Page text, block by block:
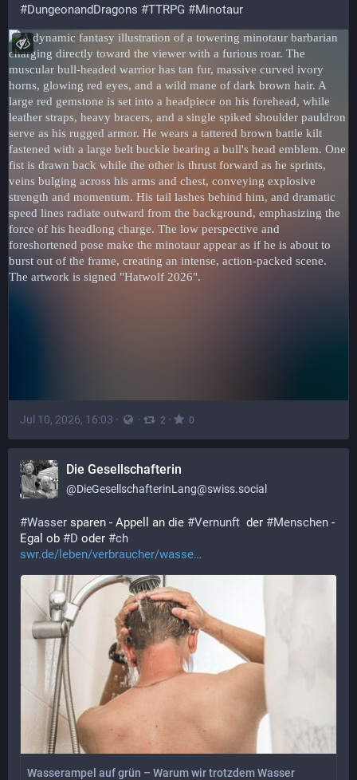
#DungeonandDragons #TTRPG #Minotaur
Jul 10, 2026, 16:03 · · 2 · 0
Die Gesellschafterin
@DieGesellschafterinLang@swiss.social
#Wasser sparen - Appell an die #Vernunft
  der
#Menschen -
Egal ob #D oder #ch
swr.de/leben/verbraucher/wasse
Wasserampel auf grün – Warum wir trotzdem Wasser